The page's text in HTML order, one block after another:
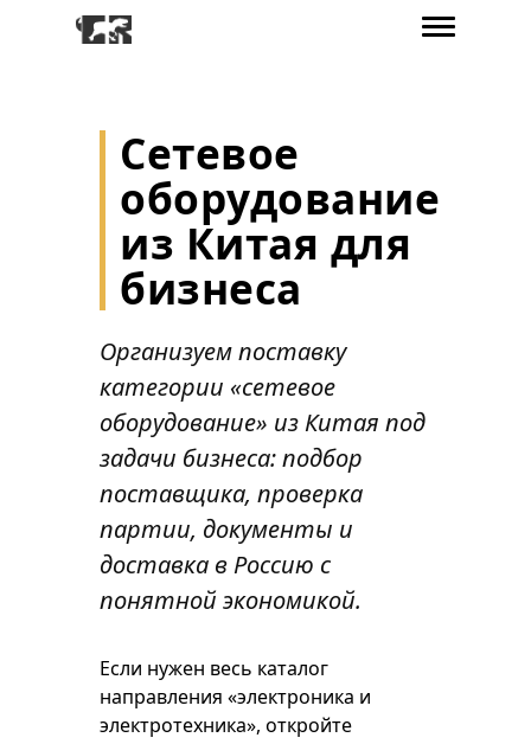
Сетевое
оборудование
из Китая для
бизнеса
Организуем поставку
категории «сетевое
оборудование» из Китая под
задачи бизнеса: подбор
поставщика, проверка
партии, документы и
доставка в Россию с
понятной экономикой.
Если нужен весь каталог
направления «электроника и
электротехника», откройте